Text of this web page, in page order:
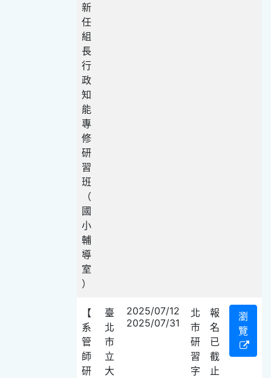
新
任
組
長
行
政
知
能
專
修
研
習
班
（
國
小
輔
導
室
）
【
系
管
師
研
臺
北
市
立
大
2025/07/12
2025/07/31
北
市
研
習
字
報
名
已
截
止
瀏
覽